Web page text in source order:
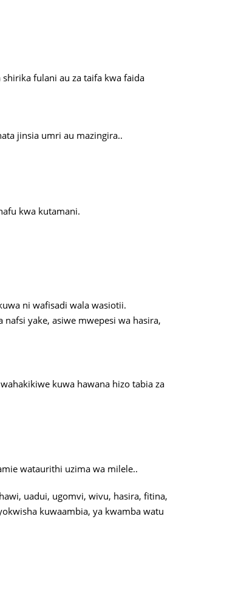
fulani au za taifa kwa faida
jinsia umri au mazingira..
kwa kutamani.
ni wafisadi wala wasiotii.
yake, asiwe mwepesi wa hasira,
kuwa hawana hizo tabia za
wataurithi uzima wa milele..
uadui, ugomvi, wivu, hasira, fitina,
kuwaambia, ya kwamba watu